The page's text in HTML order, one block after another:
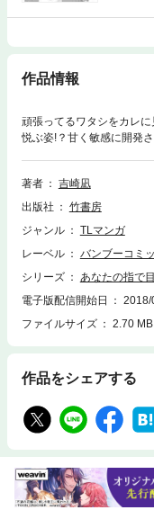
作品情報
頑張ってるワタシをカレ
悦ぶ姿!？甘く敏感に開発
著者
吉崎凪
出版社
竹書房
ジャンル
TLマンガ
レーベル
バンブーコミ
シリーズ
あなたの指で
電子版配信開始日
2018/
ファイルサイズ
2.70 MB
作品をシェアする